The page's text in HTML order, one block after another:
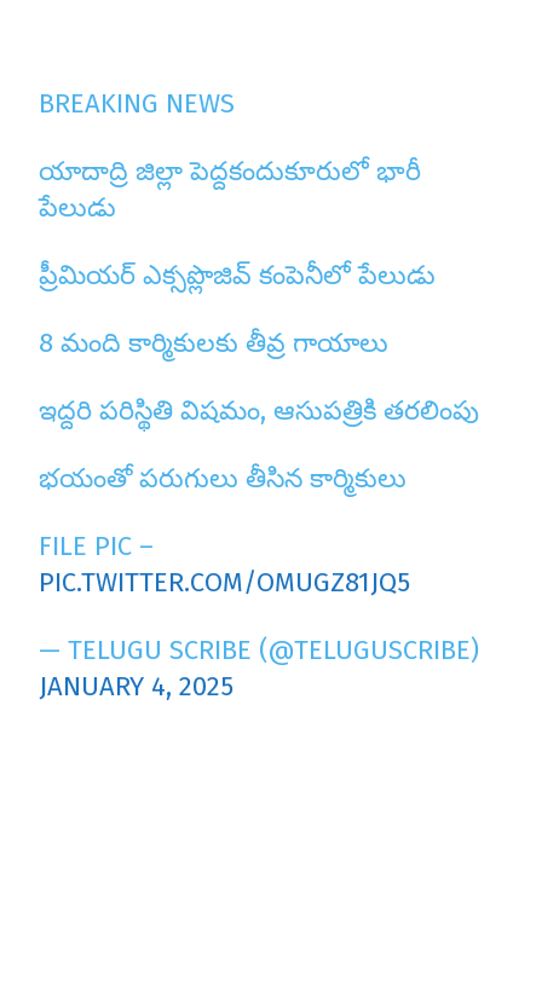
BREAKING NEWS
యాదాద్రి జిల్లా పెద్దకందుకూరులో భారీ
పేలుడు
ప్రీమియర్ ఎక్సప్లొజివ్ కంపెనీలో పేలుడు
8 మంది కార్మికులకు తీవ్ర గాయాలు
ఇద్దరి పరిస్థితి విషమం, ఆసుపత్రికి తరలింపు
భయంతో పరుగులు తీసిన కార్మికులు
FILE PIC –
PIC.TWITTER.COM/OMUGZ81JQ5
— TELUGU SCRIBE (@TELUGUSCRIBE)
JANUARY 4, 2025